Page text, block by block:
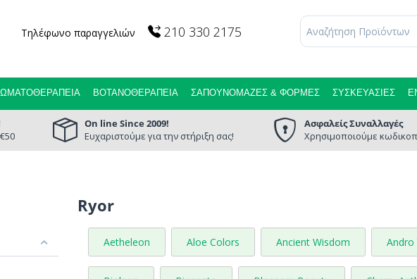
Τηλέφωνο παραγγελιών 210 330 2175
ΒΟΤΑΝΟΘΕΡΑΠΕΊΑ ΣΑΠΟΥΝΌΜΑΖΕΣ & ΦΌΡΜΕΣ ΣΥΣΚΕΥΑΣΊΕΣ
On line Since 2009!
Ευχαριστούμε για την στήριξη σας!
Ασφαλείς Συναλλαγές
Χρησιμοποιούμε
Ryor
Aetheleon Aloe Colors Ancient Wisdom Andro